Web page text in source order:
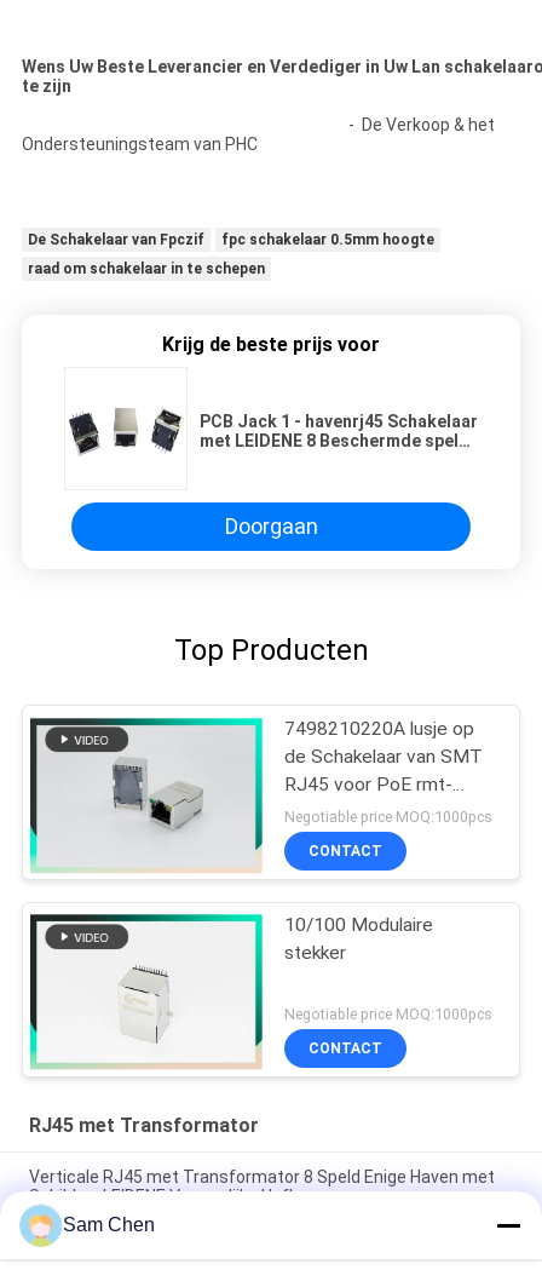
Wens Uw Beste Leverancier en Verdediger in Uw Lan
te zijn
- De Verkoop & het
Ondersteuningsteam van PHC
De Schakelaar van Fpczif
fpc schakelaar 0.5mm hoogte
raad om schakelaar in te schepen
Krijg de beste prijs voor
PCB Jack 1 - havenrj45 Schakelaar
met LEIDENE 8 Beschermde speld
Doorgaan
Top Producten
7498210220A lusje op
de Schakelaar van SMT
RJ45 voor PoE rmt-
462a-12f6-GY
Negotiable price MOQ:1000pcs
CONTACT
10/100 Modulaire
stekker
Negotiable price MOQ:1000pcs
CONTACT
RJ45 met Transformator
Verticale RJ45 met Transformator 8 Speld Enige Haven met
Schild en LEIDENE Vrouwelijke Hefboom
10/100 BASIS 1x1 de Schakelaar van Fpc Zif zonder LEIDEN
rms-007a-08w6-NL-m
Sam Chen